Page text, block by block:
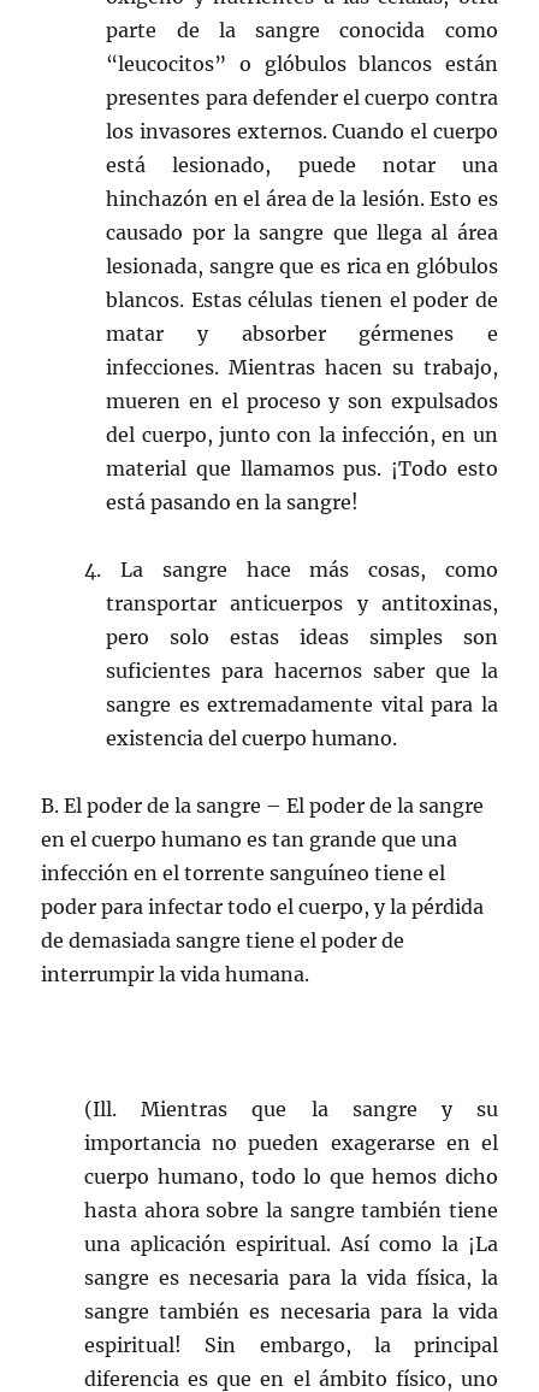
parte de la sangre conocida como
“leucocitos” o glóbulos blancos están
presentes para defender el cuerpo contra
los invasores externos. Cuando el cuerpo
está lesionado, puede notar una
hinchazón en el área de la lesión. Esto es
causado por la sangre que llega al área
lesionada, sangre que es rica en glóbulos
blancos. Estas células tienen el poder de
matar y absorber gérmenes e
infecciones. Mientras hacen su trabajo,
mueren en el proceso y son expulsados
del cuerpo, junto con la infección, en un
material que llamamos pus. ¡Todo esto
está pasando en la sangre!
4. La sangre hace más cosas, como
transportar anticuerpos y antitoxinas,
pero solo estas ideas simples son
suficientes para hacernos saber que la
sangre es extremadamente vital para la
existencia del cuerpo humano.
B. El poder de la sangre – El poder de la sangre
en el cuerpo humano es tan grande que una
infección en el torrente sanguíneo tiene el
poder para infectar todo el cuerpo, y la pérdida
de demasiada sangre tiene el poder de
interrumpir la vida humana.
(Ill. Mientras que la sangre y su
importancia no pueden exagerarse en el
cuerpo humano, todo lo que hemos dicho
hasta ahora sobre la sangre también tiene
una aplicación espiritual. Así como la ¡La
sangre es necesaria para la vida física, la
sangre también es necesaria para la vida
espiritual! Sin embargo, la principal
diferencia es que en el ámbito físico, uno